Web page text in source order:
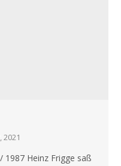
2021
1987 Heinz Frigge saß